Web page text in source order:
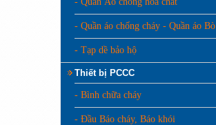
- Quần áo chống cháy - Quần áo Bò
- Tạp dề bảo hộ
Thiết bị PCCC
- Bình chữa cháy
- Đầu Báo cháy, Báo khói